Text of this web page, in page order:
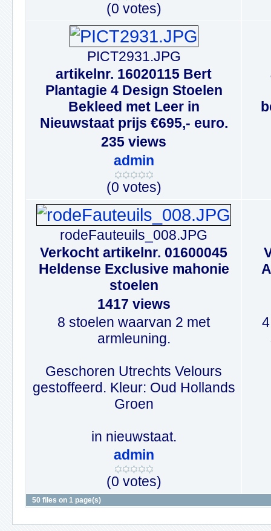
(0 votes)
PICT2931.JPG
artikelnr. 16020115 Bert
Plantagie 4 Design Stoelen
Bekleed met Leer in
Nieuwstaat prijs €695,- euro.
235 views
admin
(0 votes)
rodeFauteuils_008.JPG
Verkocht artikelnr. 01600045
Heldense Exclusive mahonie
stoelen
1417 views
8 stoelen waarvan 2 met
armleuning.
Geschoren Utrechts Velours
gestoffeerd. Kleur: Oud Hollands
Groen
in nieuwstaat.
admin
(0 votes)
50 files on 1 page(s)